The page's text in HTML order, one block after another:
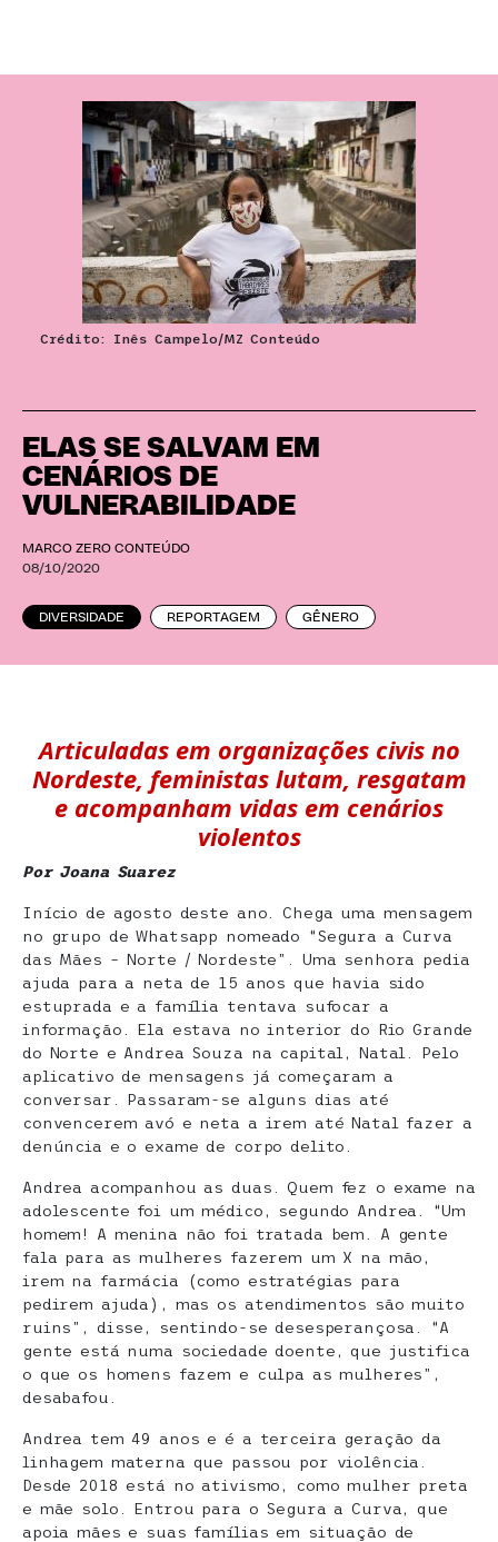
ELAS SE SALVAM EM
CENÁRIOS DE
VULNERABILIDADE
MARCO ZERO CONTEÚDO
08/10/2020
DIVERSIDADE REPORTAGEM GÊNERO
Crédito: Inês Campelo/MZ Conteúdo
Articuladas em organizações civis no
Nordeste, feministas lutam, resgatam
e acompanham vidas em cenários
violentos
Por Joana Suarez
Início de agosto deste ano. Chega uma mensagem
no grupo de Whatsapp nomeado “Segura a Curva
das Mães – Norte / Nordeste”. Uma senhora pedia
ajuda para a neta de 15 anos que havia sido
estuprada e a família tentava sufocar a
informação. Ela estava no interior do Rio Grande
do Norte e Andrea Souza na capital, Natal. Pelo
aplicativo de mensagens já começaram a
conversar. Passaram-se alguns dias até
convencerem avó e neta a irem até Natal fazer a
denúncia e o exame de corpo delito.
Andrea acompanhou as duas. Quem fez o exame na
adolescente foi um médico, segundo Andrea. “Um
homem! A menina não foi tratada bem. A gente
fala para as mulheres fazerem um X na mão,
irem na farmácia (como estratégias para
pedirem ajuda), mas os atendimentos são muito
ruins”, disse, sentindo-se desesperançosa. “A
gente está numa sociedade doente, que justifica
o que os homens fazem e culpa as mulheres”,
desabafou.
Andrea tem 49 anos e é a terceira geração da
linhagem materna que passou por violência.
Desde 2018 está no ativismo, como mulher preta
e mãe solo. Entrou para o Segura a Curva, que
apoia mães e suas famílias em situação de